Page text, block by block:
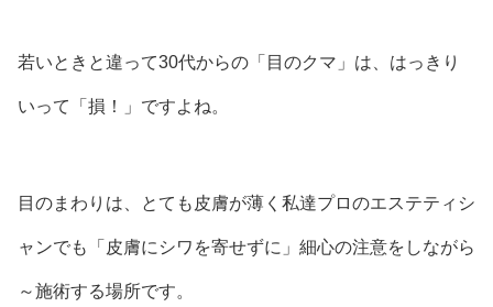
若いときと違って30代からの「目のクマ」は、はっきり
いって「損！」ですよね。
目のまわりは、とても皮膚が薄く私達プロのエステティシ
ャンでも「皮膚にシワを寄せずに」細心の注意をしながら
～施術する場所です。